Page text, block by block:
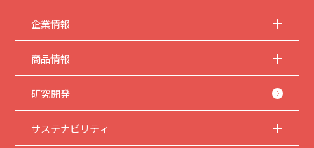
企業情報
商品情報
研究開発
サステナビリティ